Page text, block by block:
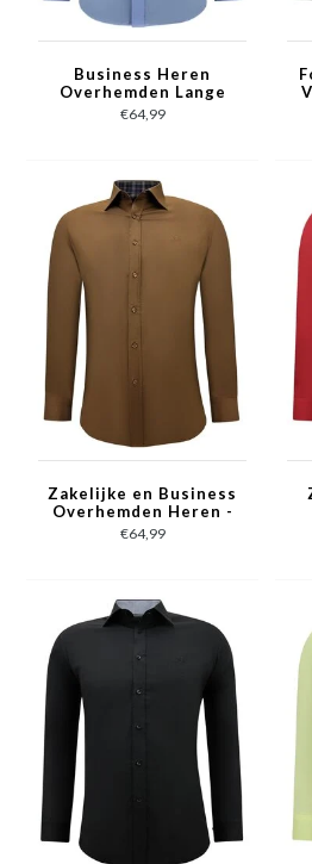
Business Heren
Overhemden Lange
Mouw - Slim Fit Blouse
Stretch - Blauw
€64,99
Zakelijke en Business
Overhemden Heren -
Slim Fit Blouse
Stretch - Bruin
€64,99